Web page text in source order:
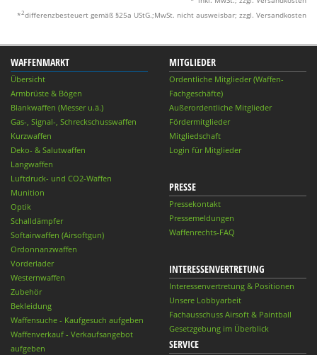
*2differenzbesteuert gemäß §25a UStG.;MwSt. nicht ausweisbar; zzgl. Versandkosten
WAFFENMARKT
Übersicht
Armbrüste & Bögen
Blankwaffen (Messer u.ä.)
Gas-, Signal-, Schreckschusswaffen
Kurzwaffen
Deko- & Salutwaffen
Langwaffen
Luftdruck- und CO2-Waffen
Munition
Optik
Schalldämpfer
Softairwaffen (Airsoftgun)
Ordonnanzwaffen
Vorderlader
Westernwaffen
Zubehör
Bekleidung
Waffensuche - Kaufgesuch aufgeben
Waffenverkauf - Verkaufsangebot
aufgeben
MITGLIEDER
Ordentliche Mitglieder (Waffen-
Fachgeschäfte)
Außerordentliche Mitglieder
Fördermitglieder
Mitgliedschaft
Login für Mitglieder
PRESSE
Pressekontakt
Pressemeldungen
Waffenrechts-FAQ
INTERESSENVERTRETUNG
Interessenvertretung & Positionen
Unsere Lobbyarbeit
Fachausschuss Airsoft & Paintball
Gesetzgebung im Überblick
SERVICE